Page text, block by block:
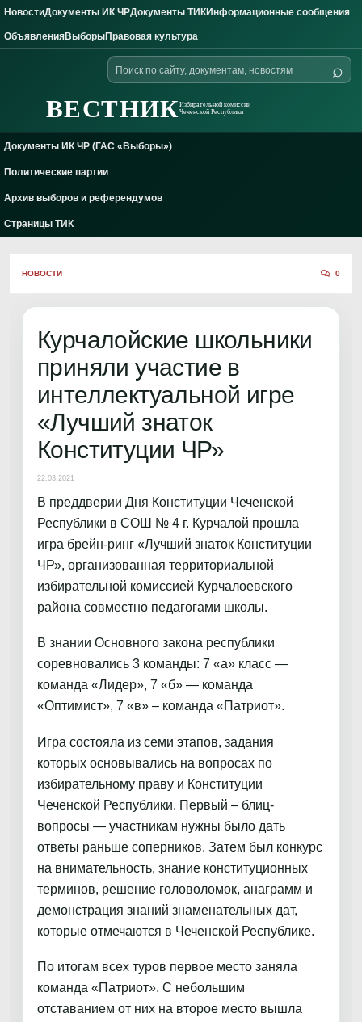
Skip to content
НовостиДокументы ИК ЧРДокументы ТИКИнформационные сообщения
ОбъявленияВыборыПравовая культура
ВЕСТНИКИзбирательной комиссии
Чеченской Республики
Поиск
по
⌕
Документы ИК ЧР (ГАС «Выборы»)
Политические партии
Архив выборов и референдумов
Страницы ТИК
НОВОСТИ 0
Курчалойские школьники
приняли участие в
интеллектуальной игре
«Лучший знаток
Конституции ЧР»
22.03.2021
В преддверии Дня Конституции Чеченской
Республики в СОШ № 4 г. Курчалой прошла
игра брейн-ринг «Лучший знаток Конституции
ЧР», организованная территориальной
избирательной комиссией Курчалоевского
района совместно педагогами школы.
В знании Основного закона республики
соревновались 3 команды: 7 «а» класс —
команда «Лидер», 7 «б» — команда
«Оптимист», 7 «в» – команда «Патриот».
Игра состояла из семи этапов, задания
которых основывались на вопросах по
избирательному праву и Конституции
Чеченской Республики. Первый – блиц-
вопросы — участникам нужны было дать
ответы раньше соперников. Затем был конкурс
на внимательность, знание конституционных
терминов, решение головоломок, анаграмм и
демонстрация знаний знаменательных дат,
которые отмечаются в Чеченской Республике.
По итогам всех туров первое место заняла
команда «Патриот». С небольшим
отставанием от них на второе место вышла